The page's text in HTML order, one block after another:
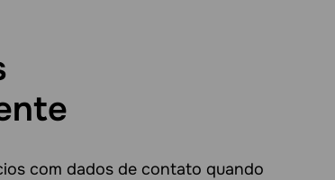
com dados de contato quando